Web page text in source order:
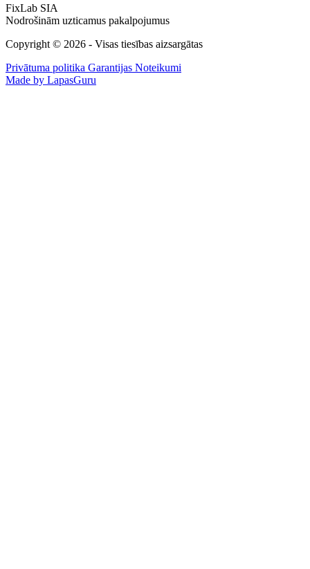
FixLab SIA
Nodrošinām uzticamus pakalpojumus
Copyright © 2026 - Visas tiesības aizsargātas
Privātuma politika Garantijas Noteikumi
Made by LapasGuru